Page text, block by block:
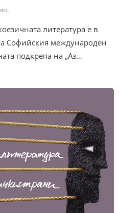
литература е в
Софийския международен
подкрепа на „Аз…